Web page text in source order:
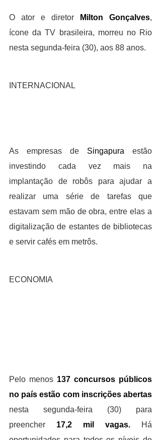
O ator e diretor Milton Gonçalves,
ícone da TV brasileira, morreu no Rio
nesta segunda-feira (30), aos 88 anos.
INTERNACIONAL
As empresas de Singapura estão
investindo cada vez mais na
implantação de robôs para ajudar a
realizar uma série de tarefas que
estavam sem mão de obra, entre elas a
digitalização de estantes de bibliotecas
e servir cafés em metrôs.
ECONOMIA
Pelo menos 137 concursos públicos
no país estão com inscrições abertas
nesta segunda-feira (30) para
preencher 17,2 mil vagas.
Há